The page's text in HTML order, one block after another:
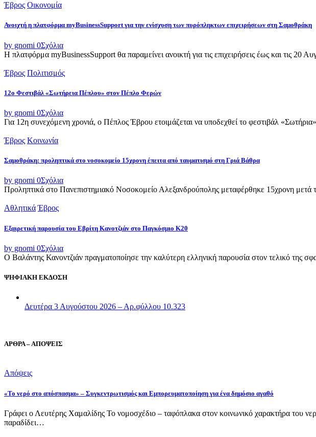
Έβρος Οικονομία
Ανοιχτή η πλατφόρμα myBusinessSupport για την ενίσχυση των πυρόπληκτων επιχειρήσεων στη Σαμοθράκη
by gnomi 0Σχόλια
Η πλατφόρμα myBusinessSupport θα παραμείνει ανοικτή για τις επιχειρήσεις έως και τις 20
Έβρος Πολιτισμός
12ο Φεστιβάλ «Σωτήρεια Πέπλου» στον Πέπλο Φερών
by gnomi 0Σχόλια
Για 12η συνεχόμενη χρονιά, ο Πέπλος Έβρου ετοιμάζεται να υποδεχθεί το φεστιβάλ
Έβρος Κοινωνία
Σαμοθράκη: προληπτικά στο νοσοκομείο 15χρονη έπειτα από ταυματισμό στη Γριά Βάθρα
by gnomi 0Σχόλια
Προληπτικά στο Πανεπιστημιακό Νοσοκομείο Αλεξανδρούπολης μεταφέρθηκε 15χρονη μετά
Αθλητικά Έβρος
Εξαιρετική παρουσία του Εβρίτη Κανοτζιάν στο Παγκόσμιο Κ20
by gnomi 0Σχόλια
Ο Βαλάντης Κανοντζιάν πραγματοποίησε την καλύτερη ελληνική παρουσία στον τελικό της
ΨΗΦΙΑΚΗ ΕΚΔΟΣΗ
Δευτέρα 3 Αυγούστου 2026 – Αρ.φύλλου 10.323
ΑΡΘΡΑ – ΑΠΟΨΕΙΣ
Απόψεις
«Το νερό στο απόσπασμα» – Συγκεντρωτισμός και Εμπορευματοποίηση για ένα δημόσιο αγαθό
Γράφει ο Λευτέρης Χαμαλίδης Το νομοσχέδιο – ταφόπλακα στον κοινωνικό χαρακτήρα του
παραδίδει…